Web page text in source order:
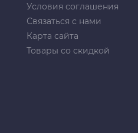
Условия соглашения
Связаться с нами
Карта сайта
Товары со скидкой